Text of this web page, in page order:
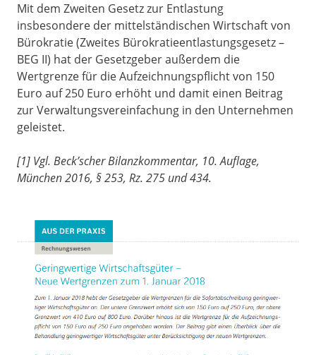
Mit dem Zweiten Gesetz zur Entlastung
insbesondere der mittelständischen Wirtschaft von
Bürokratie (Zweites Bürokratieentlastungsgesetz –
BEG II) hat der Gesetzgeber außerdem die
Wertgrenze für die Aufzeichnungspflicht von 150
Euro auf 250 Euro erhöht und damit einen Beitrag
zur Verwaltungsvereinfachung in den Unternehmen
geleistet.
[1] Vgl. Beck’scher Bilanzkommentar, 10. Auflage,
München 2016, § 253, Rz. 275 und 434.